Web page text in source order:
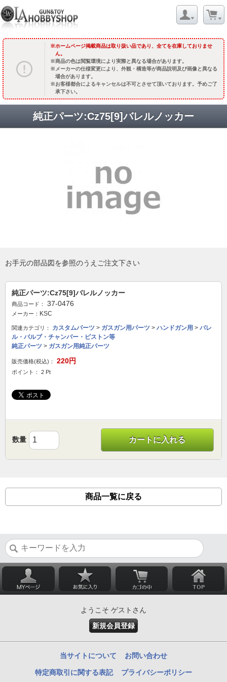
ホームページ掲載商品は取り扱い品であり、全てを在庫しておりませ
ん。
商品の色は閲覧環境により実際と異なる場合があります。
メーカーの仕様変更により、外観・構造等が商品説明及び画像と異なる
場合があります。
お客様都合によるキャンセルは不可とさせて頂いております。予めご了
承下さい。
純正パーツ:Cz75[9]バレルノッカー
お手元の部品図を参照のうえご注文下さい
純正パーツ:Cz75[9]バレルノッカー
商品コード： 37-0476
メーカー： KSC
関連カテゴリ： カスタムパーツ > ガスガン用パーツ > ハンドガン用 > バレ
ル・バルブ・チャンバー・ピストン等
純正パーツ > ガスガン用純正パーツ
販売価格(税込)： 220円
ポイント： 2 Pt
数量 カートに入れる
商品一覧に戻る
ようこそ ゲストさん
新規会員登録
当サイトについて お問い合わせ
特定商取引に関する表記 プライバシーポリシー